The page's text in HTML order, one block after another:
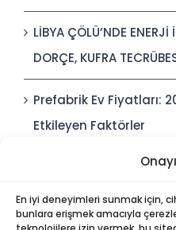
En iyi deneyimleri sunmak için,
bunlara erişmek amacıyla
LİBYA ÇÖLÜ’NDE
DORÇE, KUFRA
Prefabrik Ev Fiyatları:
Etkileyen Faktörler
Polis Karakolları:
Edilebilir Kamu